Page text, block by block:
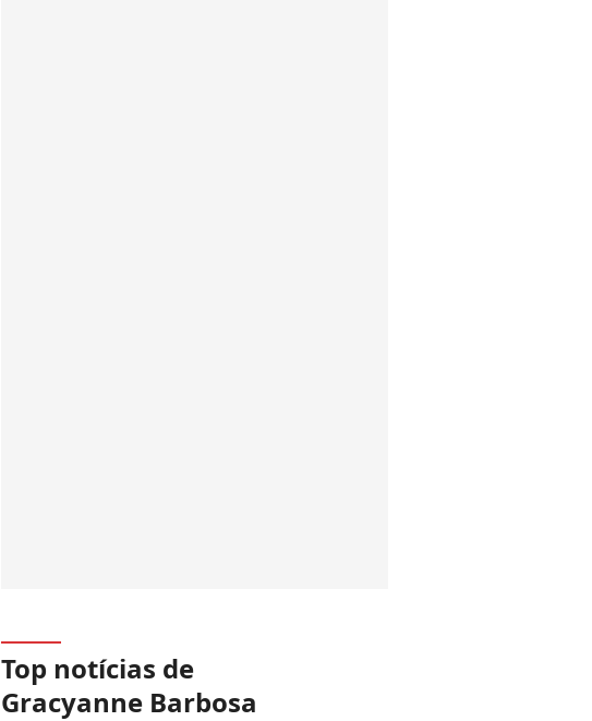
Top notícias de
Gracyanne Barbosa